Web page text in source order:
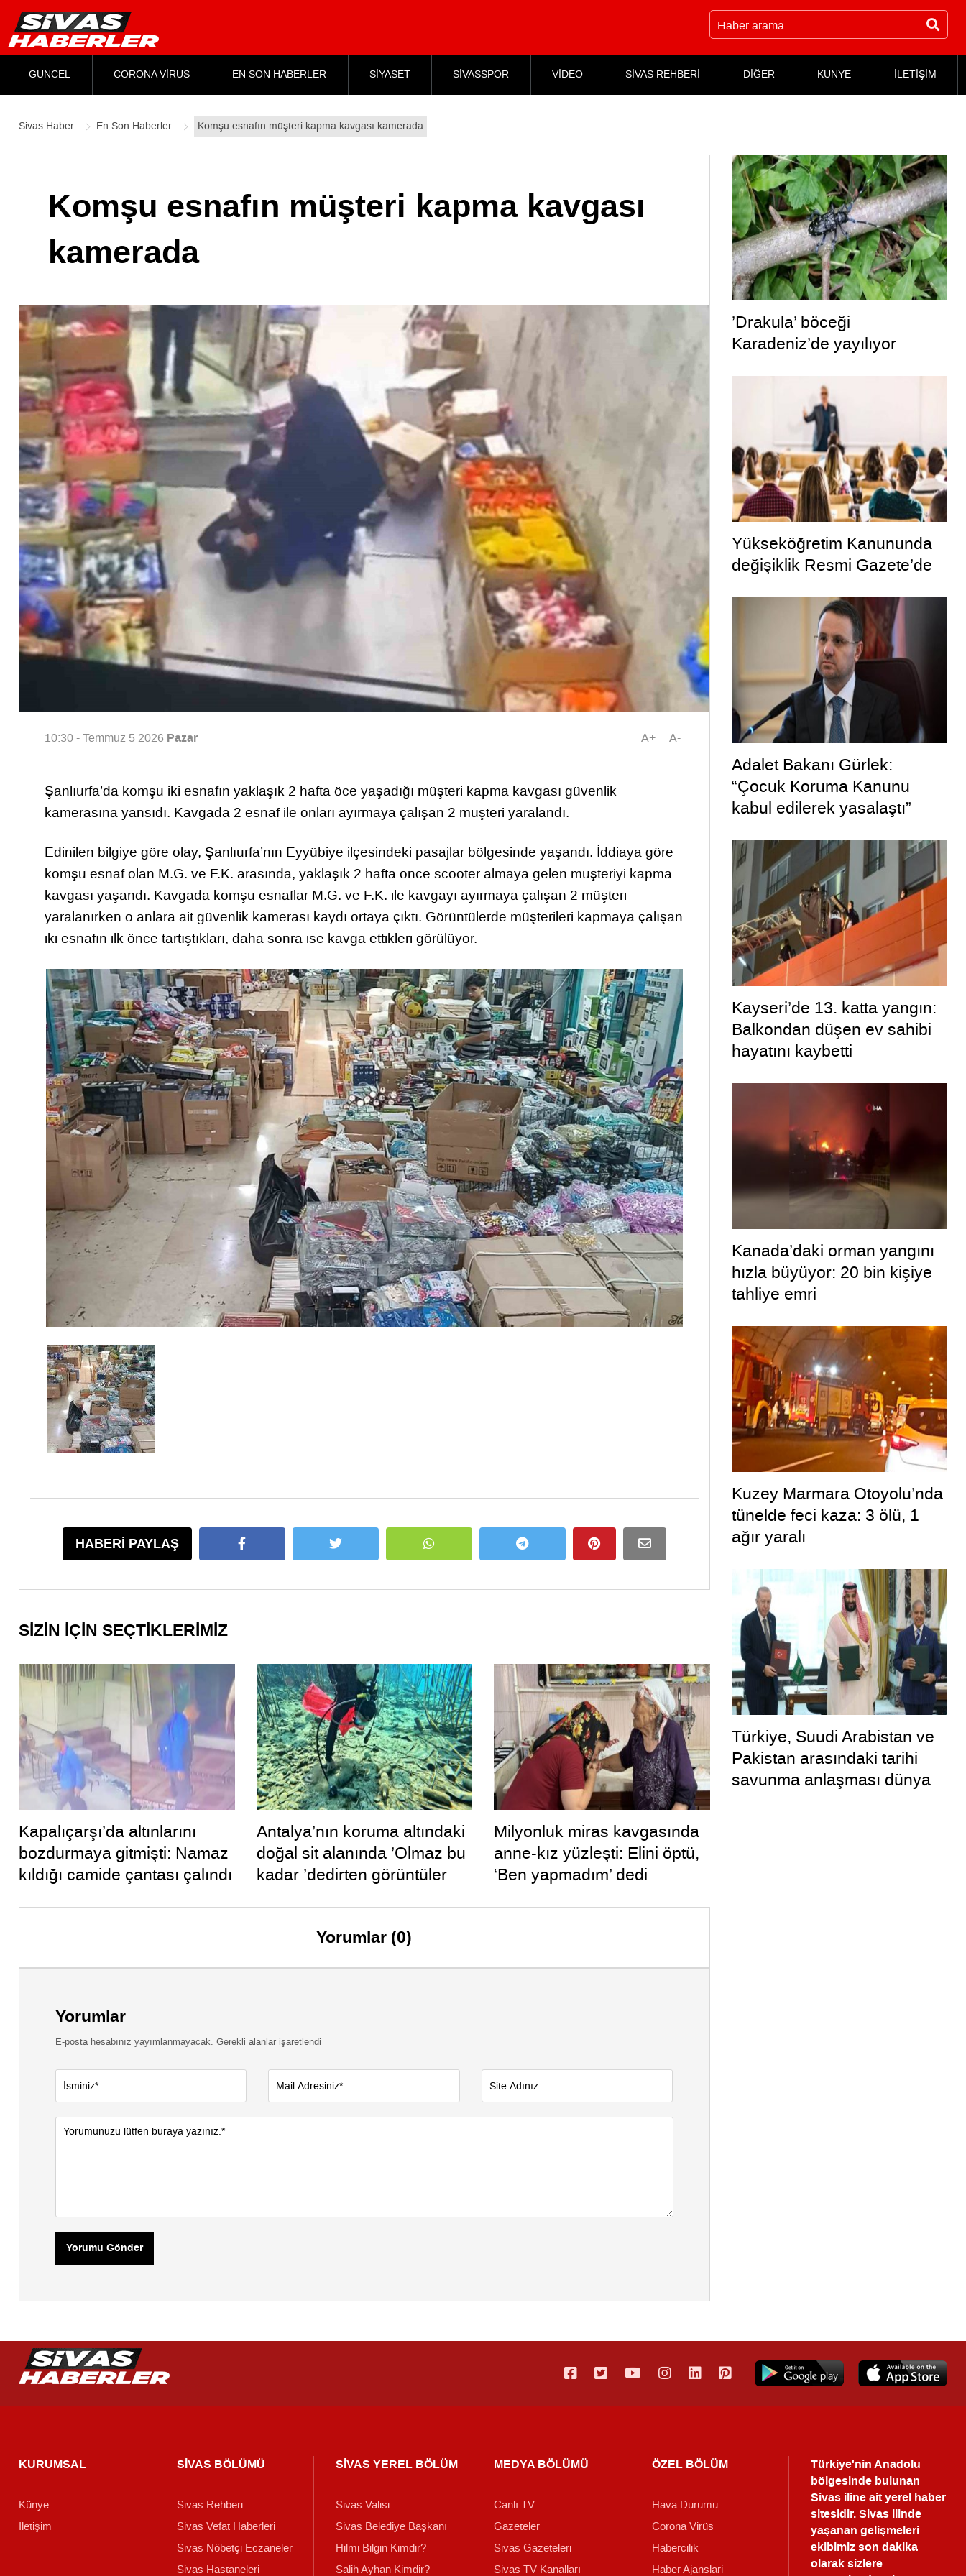
GÜNCEL CORONA VİRÜS EN SON HABERLER SİYASET SİVASSPOR VİDEO SİVAS REHBERİ DİĞER KÜNYE İLETİŞİM
Sivas Haber En Son Haberler Komşu esnafın müşteri kapma kavgası kamerada
Komşu esnafın müşteri kapma kavgası
kamerada
10:30 - Temmuz 5 2026 Pazar A+ A-
Şanlıurfa’da komşu iki esnafın yaklaşık 2 hafta öce yaşadığı müşteri kapma kavgası güvenlik
kamerasına yansıdı. Kavgada 2 esnaf ile onları ayırmaya çalışan 2 müşteri yaralandı.
Edinilen bilgiye göre olay, Şanlıurfa’nın Eyyübiye ilçesindeki pasajlar bölgesinde yaşandı. İddiaya göre
komşu esnaf olan M.G. ve F.K. arasında, yaklaşık 2 hafta önce scooter almaya gelen müşteriyi kapma
kavgası yaşandı. Kavgada komşu esnaflar M.G. ve F.K. ile kavgayı ayırmaya çalışan 2 müşteri
yaralanırken o anlara ait güvenlik kamerası kaydı ortaya çıktı. Görüntülerde müşterileri kapmaya çalışan
iki esnafın ilk önce tartıştıkları, daha sonra ise kavga ettikleri görülüyor.
HABERİ PAYLAŞ
SİZİN İÇİN SEÇTİKLERİMİZ
Kapalıçarşı’da altınlarını
bozdurmaya gitmişti: Namaz
kıldığı camide çantası çalındı
Antalya’nın koruma altındaki
doğal sit alanında ’Olmaz bu
kadar ’dedirten görüntüler
Milyonluk miras kavgasında
anne-kız yüzleşti: Elini öptü,
‘Ben yapmadım’ dedi
Yorumlar (0)
Yorumlar
E-posta hesabınız yayımlanmayacak. Gerekli alanlar işaretlendi
Yorumu Gönder
’Drakula’ böceği
Karadeniz’de yayılıyor
Yükseköğretim Kanununda
değişiklik Resmi Gazete’de
Adalet Bakanı Gürlek:
“Çocuk Koruma Kanunu
kabul edilerek yasalaştı”
Kayseri’de 13. katta yangın:
Balkondan düşen ev sahibi
hayatını kaybetti
Kanada’daki orman yangını
hızla büyüyor: 20 bin kişiye
tahliye emri
Kuzey Marmara Otoyolu’nda
tünelde feci kaza: 3 ölü, 1
ağır yaralı
Türkiye, Suudi Arabistan ve
Pakistan arasındaki tarihi
savunma anlaşması dünya
KURUMSAL
Künye
İletişim
SİVAS BÖLÜMÜ
Sivas Rehberi
Sivas Vefat Haberleri
Sivas Nöbetçi Eczaneler
Sivas Hastaneleri
SİVAS YEREL BÖLÜM
Sivas Valisi
Sivas Belediye Başkanı
Hilmi Bilgin Kimdir?
Salih Ayhan Kimdir?
MEDYA BÖLÜMÜ
Canlı TV
Gazeteler
Sivas Gazeteleri
Sivas TV Kanalları
ÖZEL BÖLÜM
Hava Durumu
Corona Virüs
Habercilik
Haber Ajanslari
Türkiye'nin Anadolu
bölgesinde bulunan
Sivas iline ait yerel haber
sitesidir. Sivas ilinde
yaşanan gelişmeleri
ekibimiz son dakika
olarak sizlere